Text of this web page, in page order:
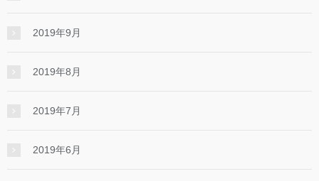
2019年9月
2019年8月
2019年7月
2019年6月